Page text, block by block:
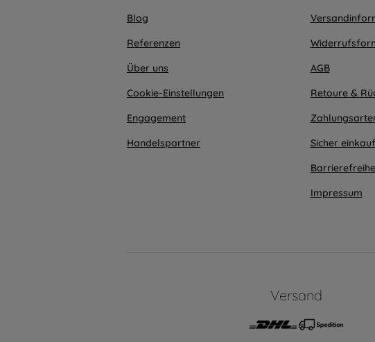
Blog
Referenzen
Über uns
Cookie-Einstellungen
Engagement
Handelspartner
AGB
Retoure &
Sicher
Impressum
Versand